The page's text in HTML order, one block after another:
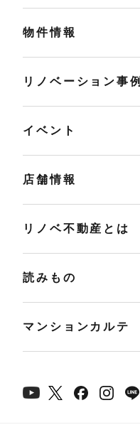
物件情報
リノベーション事例
イベント
店舗情報
リノベ不動産とは
読みもの
マンションカルテ